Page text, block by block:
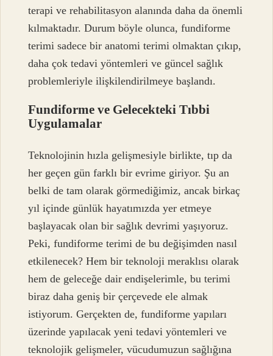
terapi ve rehabilitasyon alanında daha da önemli
kılmaktadır. Durum böyle olunca, fundiforme
terimi sadece bir anatomi terimi olmaktan çıkıp,
daha çok tedavi yöntemleri ve güncel sağlık
problemleriyle ilişkilendirilmeye başlandı.
Fundiforme ve Gelecekteki Tıbbi
Uygulamalar
Teknolojinin hızla gelişmesiyle birlikte, tıp da
her geçen gün farklı bir evrime giriyor. Şu an
belki de tam olarak görmediğimiz, ancak birkaç
yıl içinde günlük hayatımızda yer etmeye
başlayacak olan bir sağlık devrimi yaşıyoruz.
Peki, fundiforme terimi de bu değişimden nasıl
etkilenecek? Hem bir teknoloji meraklısı olarak
hem de geleceğe dair endişelerimle, bu terimi
biraz daha geniş bir çerçevede ele almak
istiyorum. Gerçekten de, fundiforme yapıları
üzerinde yapılacak yeni tedavi yöntemleri ve
teknolojik gelişmeler, vücudumuzun sağlığına